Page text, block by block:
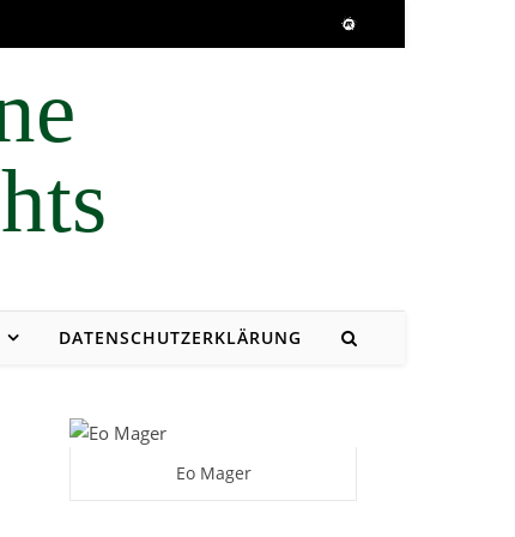
DATENSCHUTZERKLÄRUNG
Eo Mager